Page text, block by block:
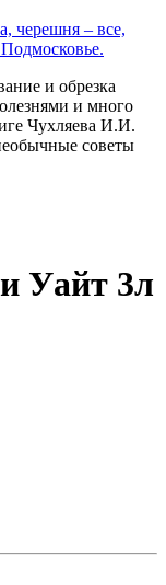
черешня – все,
и обрезка
и много
Чухляева И.И.
советы
Уайт 3л